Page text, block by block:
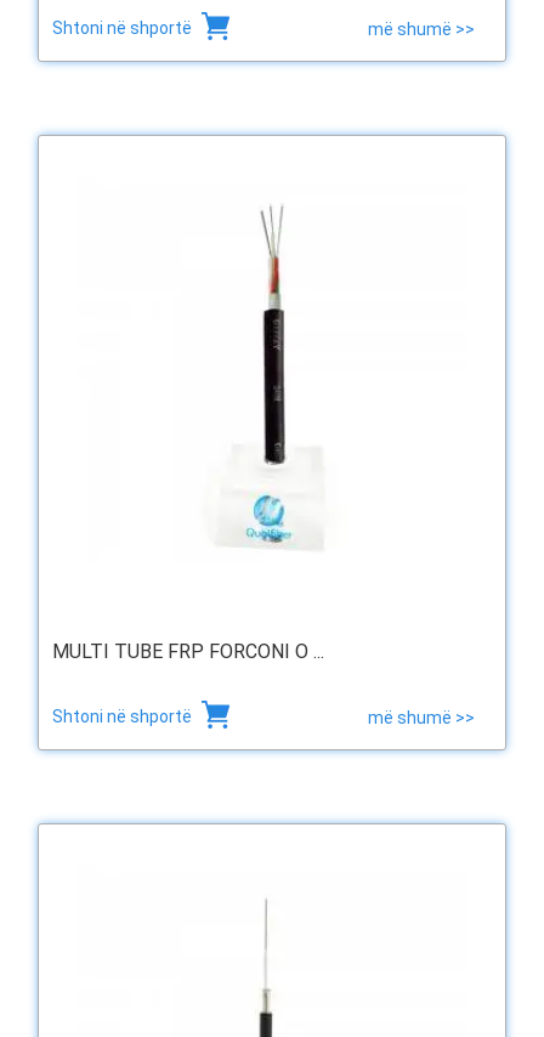
Shtoni në shportë më shumë >>
MULTI TUBE FRP FORCONI O ...
Shtoni në shportë më shumë >>